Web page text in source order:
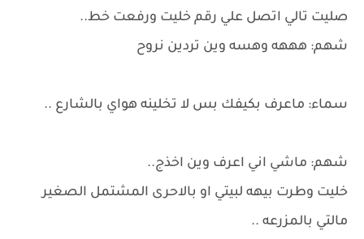
صليت تالي اتصل علي رقم خليت ورفعت خط..
شهم: هههه وهسه وين تردين نروح
سماء: ماعرف بكيفك بس لا تخلينه هواي بالشارع ..
شهم: ماشي اني اعرف وين اخذج..
خليت وطرت بيهه لبيتي او بالاحرى المشتمل الصغير
مالتي بالمزرعه ..